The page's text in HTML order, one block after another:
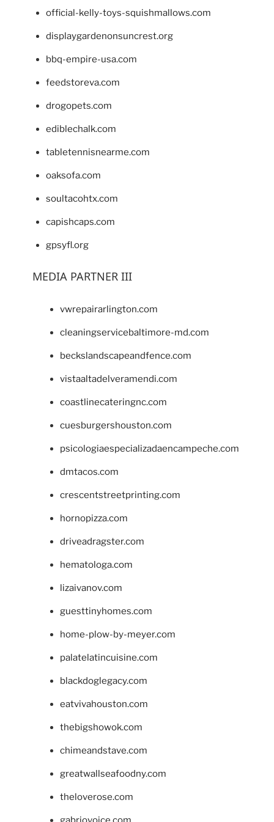
official-kelly-toys-squishmallows.com
displaygardenonsuncrest.org
bbq-empire-usa.com
feedstoreva.com
drogopets.com
ediblechalk.com
tabletennisnearme.com
oaksofa.com
soultacohtx.com
capishcaps.com
gpsyfl.org
MEDIA PARTNER III
vwrepairarlington.com
cleaningservicebaltimore-md.com
beckslandscapeandfence.com
vistaaltadelveramendi.com
coastlinecateringnc.com
cuesburgershouston.com
psicologiaespecializadaencampeche.com
dmtacos.com
crescentstreetprinting.com
hornopizza.com
driveadragster.com
hematologa.com
lizaivanov.com
guesttinyhomes.com
home-plow-by-meyer.com
palatelatincuisine.com
blackdoglegacy.com
eatvivahouston.com
thebigshowok.com
chimeandstave.com
greatwallseafoodny.com
theloverose.com